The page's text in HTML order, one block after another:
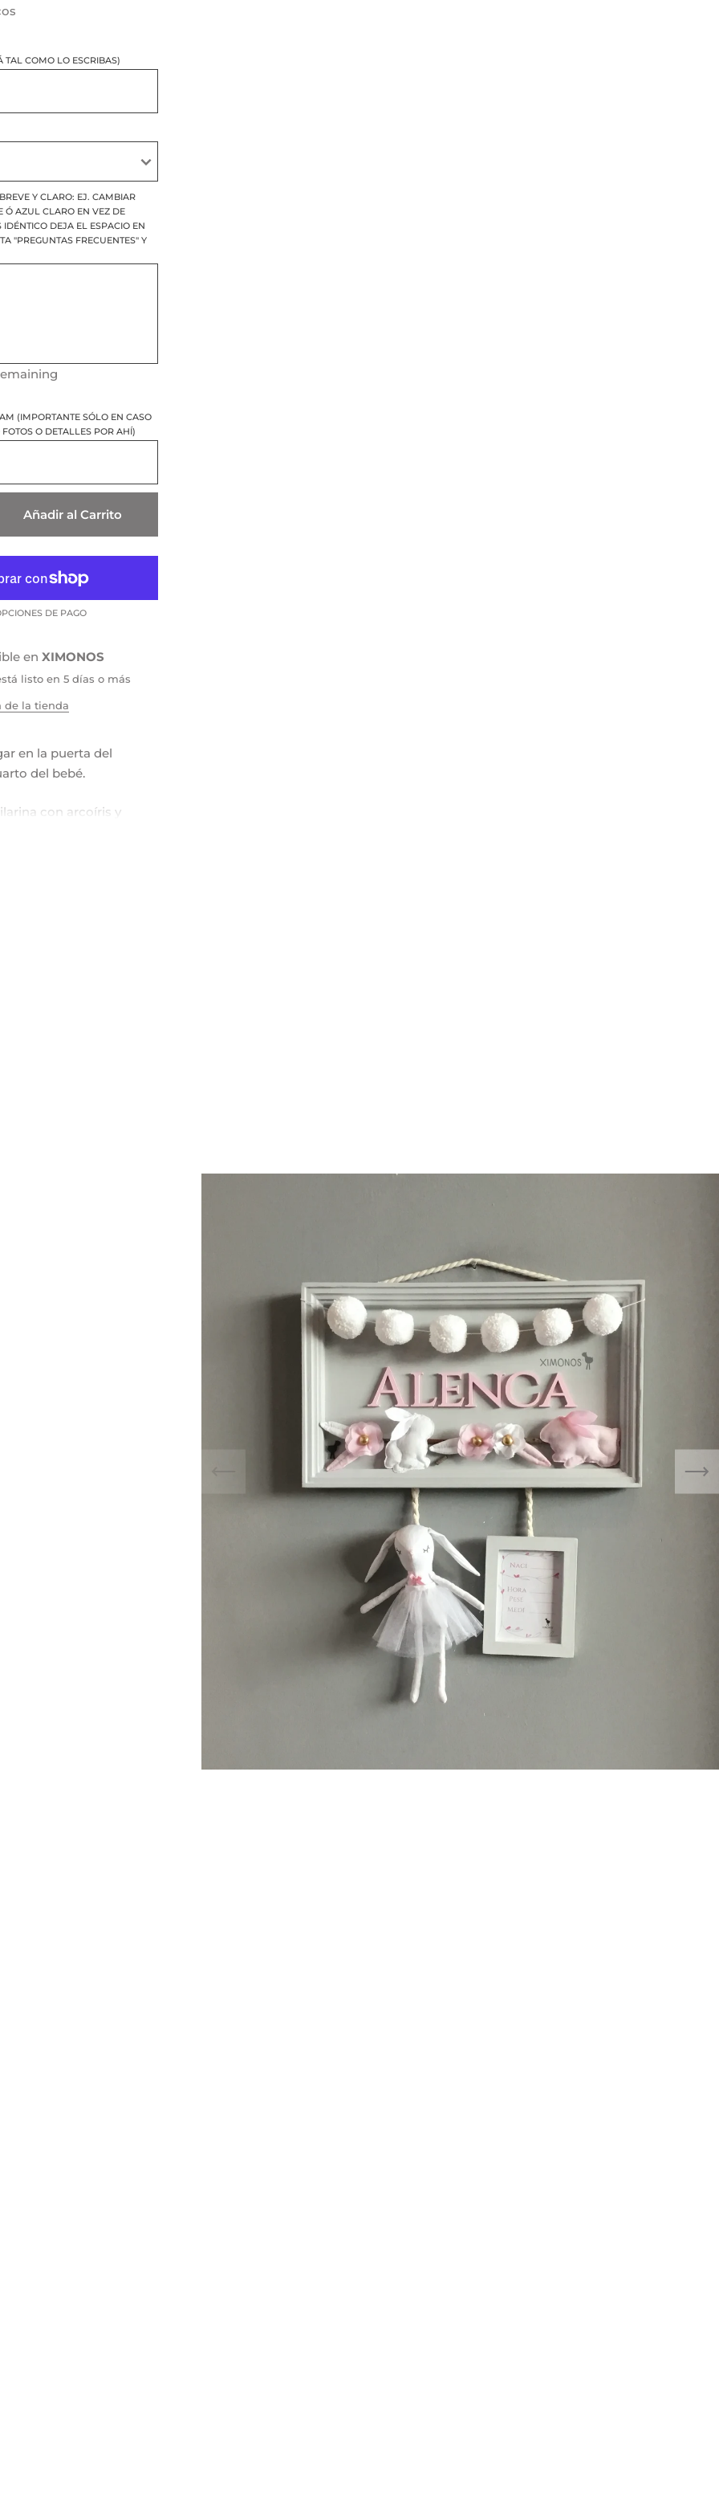
TAL COMO LO ESCRIBAS)
Y CLARO: EJ. CAMBIAR
Ó AZUL CLARO EN VEZ DE
IDÉNTICO DEJA EL ESPACIO EN
"PREGUNTAS FRECUENTES" Y
(IMPORTANTE SÓLO EN CASO
O DETALLES POR AHÍ)
Añadir al Carrito
DE PAGO
en XIMONOS
listo en 5 días o más
de la tienda
en la puerta del
del bebé.
con arcoíris y
lila, blanco, verde
y azul bebé.